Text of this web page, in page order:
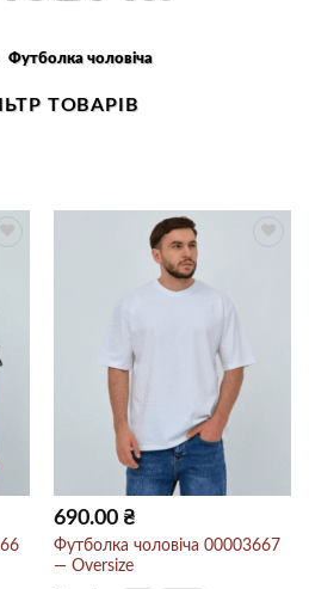
Футболка чоловіча
ТОВАРІВ
690.00 ₴
Футболка чоловіча 00003667
— Oversize